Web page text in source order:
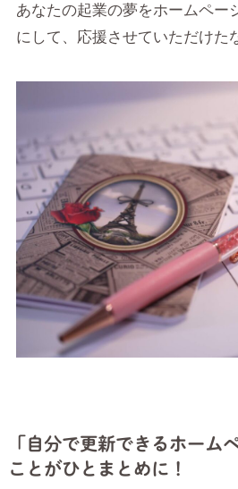
あなたの起業の夢をホームペー
にして、応援させていただけた
「自分で更新できるホーム
ことがひとまとめに！